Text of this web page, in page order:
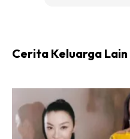
menemani anak ini sahaja.
memastikan dirinya
selesa apabila berada di
Cerita Keluarga Lain